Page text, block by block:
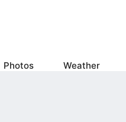
Photos Weather